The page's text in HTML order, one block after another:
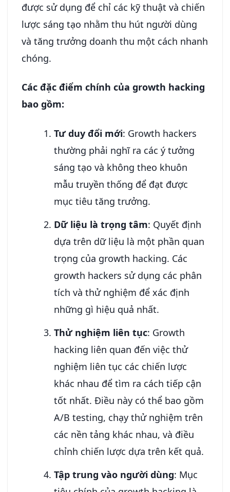
được sử dụng để chỉ các kỹ thuật và chiến
lược sáng tạo nhằm thu hút người dùng
và tăng trưởng doanh thu một cách nhanh
chóng.
Các đặc điểm chính của growth hacking
bao gồm:
Tư duy đổi mới: Growth hackers
thường phải nghĩ ra các ý tưởng
sáng tạo và không theo khuôn
mẫu truyền thống để đạt được
mục tiêu tăng trưởng.
Dữ liệu là trọng tâm: Quyết định
dựa trên dữ liệu là một phần quan
trọng của growth hacking. Các
growth hackers sử dụng các phân
tích và thử nghiệm để xác định
những gì hiệu quả nhất.
Thử nghiệm liên tục: Growth
hacking liên quan đến việc thử
nghiệm liên tục các chiến lược
khác nhau để tìm ra cách tiếp cận
tốt nhất. Điều này có thể bao gồm
A/B testing, chạy thử nghiệm trên
các nền tảng khác nhau, và điều
chỉnh chiến lược dựa trên kết quả.
Tập trung vào người dùng: Mục